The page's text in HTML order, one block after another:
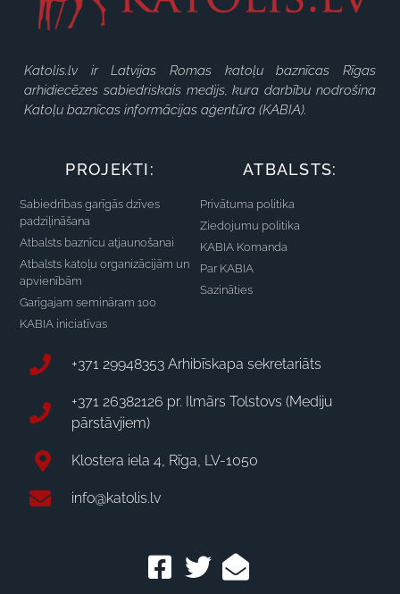
Katolis.lv ir Latvijas Romas katoļu baznīcas Rīgas
arhidiecēzes sabiedriskais medijs, kura darbību nodrošina
Katoļu baznīcas informācijas aģentūra (KABIA).
PROJEKTI:
Sabiedrības garīgās dzīves
padziļināšana
Atbalsts baznīcu atjaunošanai
Atbalsts katoļu organizācijām un
apvienībām
Garīgajam semināram 100
KABIA iniciatīvas
ATBALSTS:
Privātuma politika
Ziedojumu politika
KABIA Komanda
Par KABIA
Sazināties
+371 29948353 Arhibīskapa sekretariāts
+371 26382126 pr. Ilmārs Tolstovs (Mediju
pārstāvjiem)
Klostera iela 4, Rīga, LV-1050
info@katolis.lv